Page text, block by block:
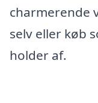
charmerende
selv eller køb
holder af.